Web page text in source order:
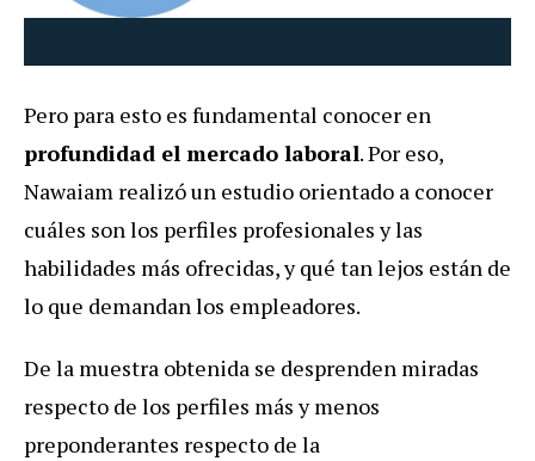
Pero para esto es fundamental conocer en
profundidad el mercado laboral. Por eso,
Nawaiam realizó un estudio orientado a conocer
cuáles son los perfiles profesionales y las
habilidades más ofrecidas, y qué tan lejos están de
lo que demandan los empleadores.
De la muestra obtenida se desprenden miradas
respecto de los perfiles más y menos
preponderantes respecto de la